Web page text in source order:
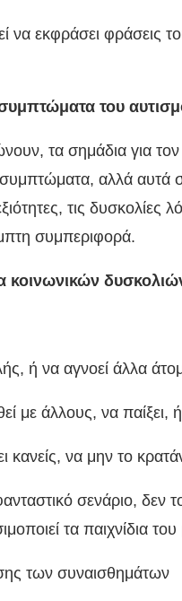
να εκφράσει φράσεις
του
τα σημάδια για
αλλά αυτά
τις δυσκολίες
συμπεριφορά.
ή να αγνοεί άλλα
με άλλους, να παίξει,
κανείς, να μην το
σενάριο, δεν
τα παιχνίδια
των συναισθημάτων